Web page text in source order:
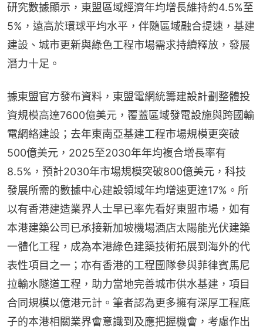
研究數據顯示，東盟區域經濟年均增長維持約4.5%至
5%，遠高於環球平均水平，伴隨區域融合提速，基建
建設、城市更新與綠色工程市場需求持續釋放，發展
潛力十足。
據東盟官方發布資料，東盟電網統籌建設計劃整體投
資規模高達7600億美元，覆蓋區域發電設施與跨國輸
電網絡建設；去年東南亞基建工程市場規模更突破
500億美元，2025至2030年年均複合增長率有
8.5%，預計2030年市場規模突破800億美元，科技
發展所需的數據中心建設領域年均增速更達17%。所
以有香港建造業界人士早已率先看好東盟市場，如有
本港建築公司已承接新加坡機場酒店太陽能光伏建築
一體化工程，成為本港綠色建築技術拓展到海外的代
表性項目之一；亦有香港的工程團隊參與菲律賓馬尼
拉輸水隧道工程，助力當地完善城市供水基建，項目
合同規模以億港元計。筆者認為更多擁有深厚工程底
子的本港相關業界會意識到及應把握機會，考慮作出